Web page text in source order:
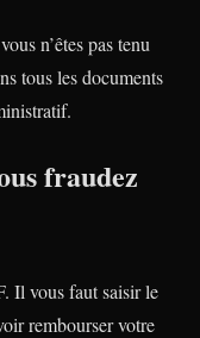
n’êtes pas tenu
tous les documents
fraudez
Il vous faut saisir le
rembourser votre